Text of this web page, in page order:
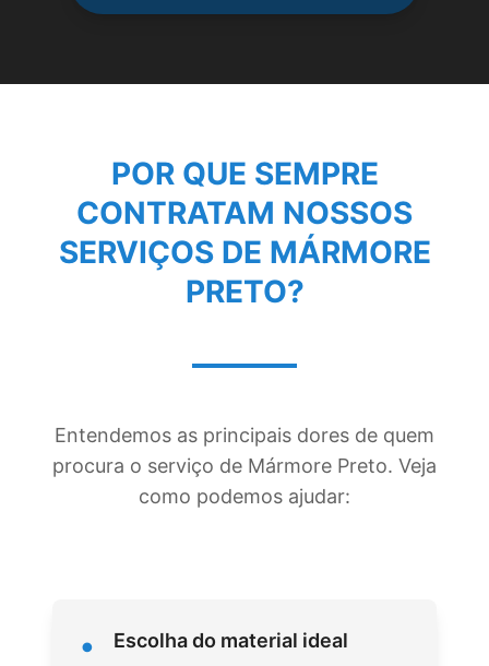
POR QUE SEMPRE
CONTRATAM NOSSOS
SERVIÇOS DE MÁRMORE
PRETO?
Entendemos as principais dores de quem
procura o serviço de Mármore Preto. Veja
como podemos ajudar:
• Escolha do material ideal